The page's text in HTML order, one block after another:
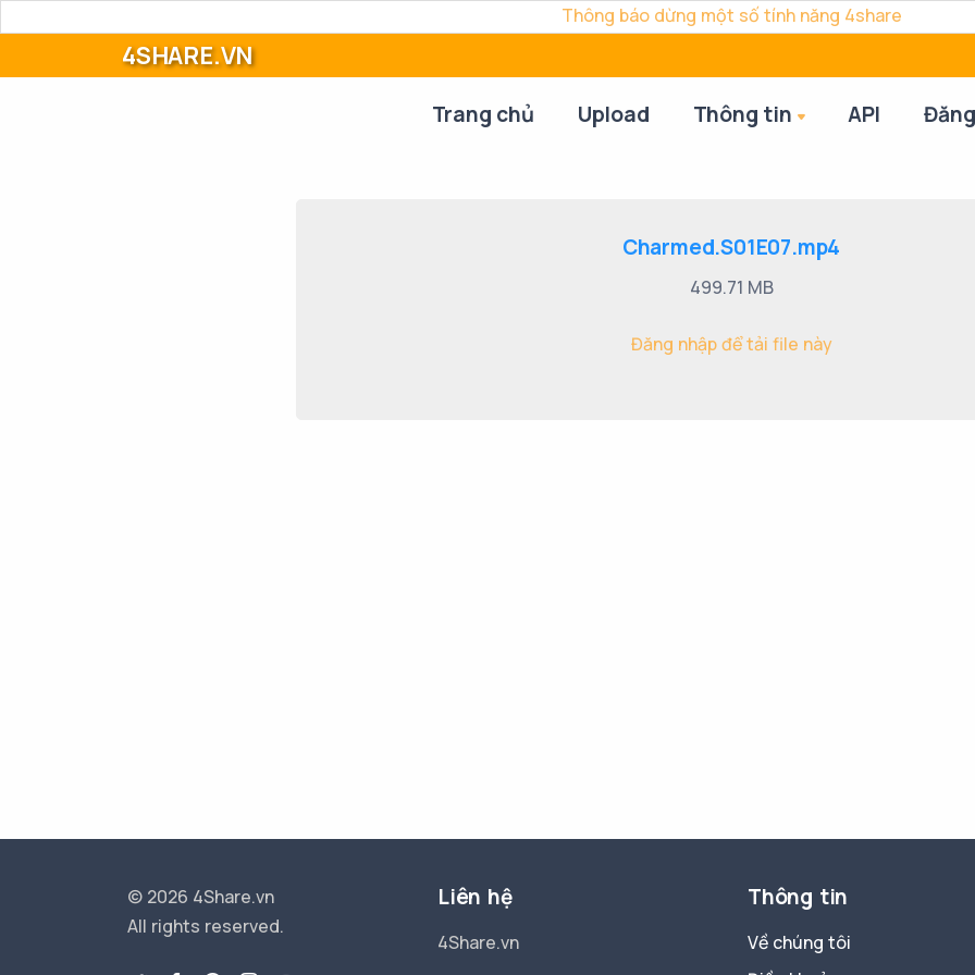
Thông báo dừng một số tính năng 4share
4SHARE.VN
Trang chủ Upload Thông tin API
Charmed.S01E07.mp4
499.71 MB
Đăng nhập để tải file này
© 2026 4Share.vn
All rights reserved.
Liên hệ
4Share.vn
Thông tin
Về chúng tôi